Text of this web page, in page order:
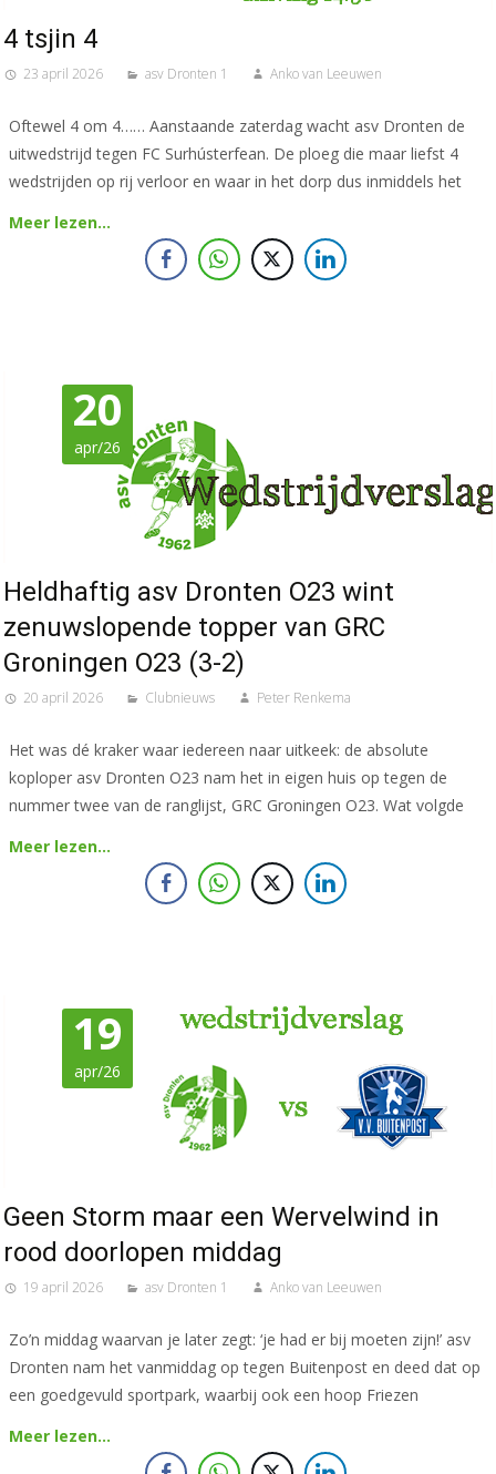
4 tsjin 4
23 april 2026 asv Dronten 1 Anko van Leeuwen
Oftewel 4 om 4…… Aanstaande zaterdag wacht asv Dronten de
uitwedstrijd tegen FC Surhústerfean. De ploeg die maar liefst 4
wedstrijden op rij verloor en waar in het dorp dus inmiddels het
Meer lezen…
20
apr/26
Heldhaftig asv Dronten O23 wint
zenuwslopende topper van GRC
Groningen O23 (3-2)
20 april 2026 Clubnieuws Peter Renkema
Het was dé kraker waar iedereen naar uitkeek: de absolute
koploper asv Dronten O23 nam het in eigen huis op tegen de
nummer twee van de ranglijst, GRC Groningen O23. Wat volgde
Meer lezen…
19
apr/26
Geen Storm maar een Wervelwind in
rood doorlopen middag
19 april 2026 asv Dronten 1 Anko van Leeuwen
Zo’n middag waarvan je later zegt: ‘je had er bij moeten zijn!’ asv
Dronten nam het vanmiddag op tegen Buitenpost en deed dat op
een goedgevuld sportpark, waarbij ook een hoop Friezen
Meer lezen…